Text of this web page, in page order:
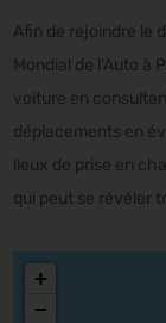
Afin de rejoindre le
Mondial de l'Auto à
voiture en
déplacements en
lieux de prise en
qui peut se révéler
+
−